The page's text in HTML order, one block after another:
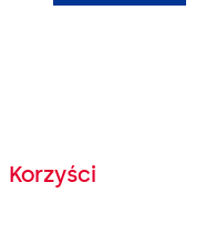
Korzyści